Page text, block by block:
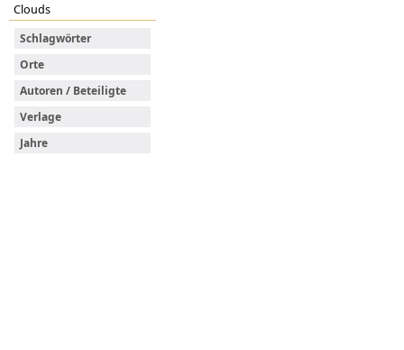
Clouds
Schlagwörter
Orte
Autoren / Beteiligte
Verlage
Jahre